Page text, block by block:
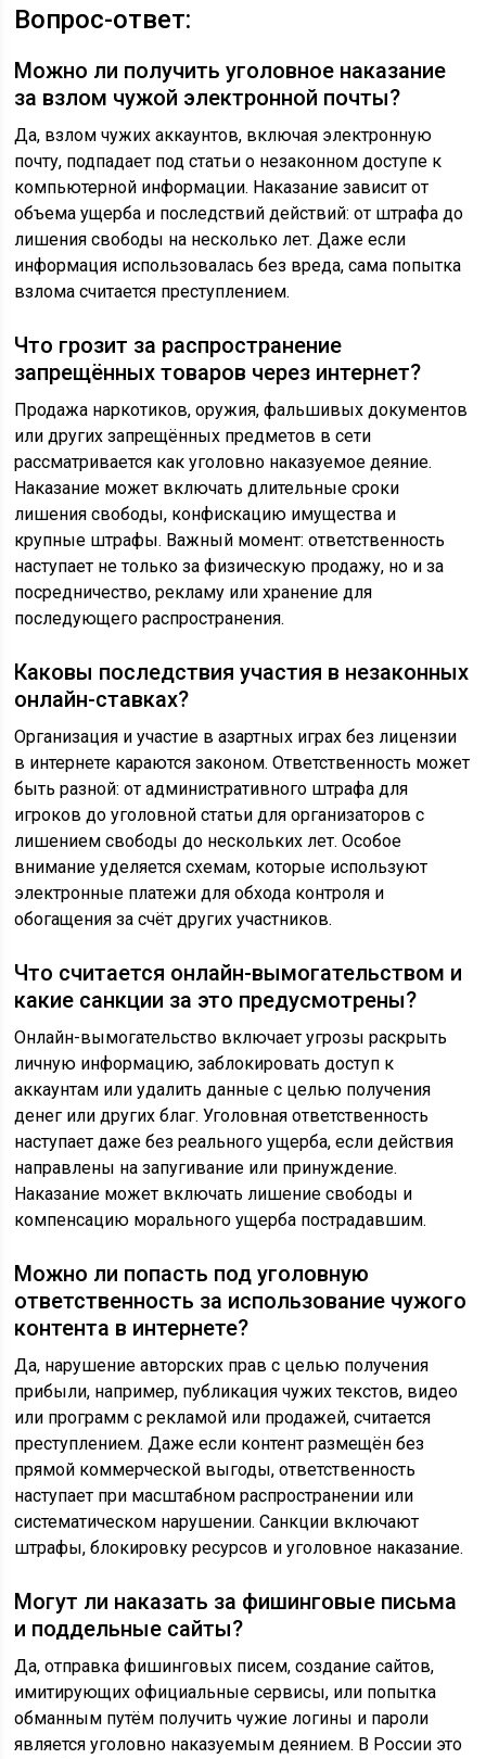
Вопрос-ответ:
Можно ли получить уголовное наказание
за взлом чужой электронной почты?
Да, взлом чужих аккаунтов, включая электронную
почту, подпадает под статьи о незаконном доступе к
компьютерной информации. Наказание зависит от
объема ущерба и последствий действий: от штрафа до
лишения свободы на несколько лет. Даже если
информация использовалась без вреда, сама попытка
взлома считается преступлением.
Что грозит за распространение
запрещённых товаров через интернет?
Продажа наркотиков, оружия, фальшивых документов
или других запрещённых предметов в сети
рассматривается как уголовно наказуемое деяние.
Наказание может включать длительные сроки
лишения свободы, конфискацию имущества и
крупные штрафы. Важный момент: ответственность
наступает не только за физическую продажу, но и за
посредничество, рекламу или хранение для
последующего распространения.
Каковы последствия участия в незаконных
онлайн-ставках?
Организация и участие в азартных играх без лицензии
в интернете караются законом. Ответственность может
быть разной: от административного штрафа для
игроков до уголовной статьи для организаторов с
лишением свободы до нескольких лет. Особое
внимание уделяется схемам, которые используют
электронные платежи для обхода контроля и
обогащения за счёт других участников.
Что считается онлайн-вымогательством и
какие санкции за это предусмотрены?
Онлайн-вымогательство включает угрозы раскрыть
личную информацию, заблокировать доступ к
аккаунтам или удалить данные с целью получения
денег или других благ. Уголовная ответственность
наступает даже без реального ущерба, если действия
направлены на запугивание или принуждение.
Наказание может включать лишение свободы и
компенсацию морального ущерба пострадавшим.
Можно ли попасть под уголовную
ответственность за использование чужого
контента в интернете?
Да, нарушение авторских прав с целью получения
прибыли, например, публикация чужих текстов, видео
или программ с рекламой или продажей, считается
преступлением. Даже если контент размещён без
прямой коммерческой выгоды, ответственность
наступает при масштабном распространении или
систематическом нарушении. Санкции включают
штрафы, блокировку ресурсов и уголовное наказание.
Могут ли наказать за фишинговые письма
и поддельные сайты?
Да, отправка фишинговых писем, создание сайтов,
имитирующих официальные сервисы, или попытка
обманным путём получить чужие логины и пароли
является уголовно наказуемым деянием. В России это